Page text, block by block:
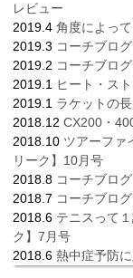
レビュー
2019.4 角度によっ
2019.3 コーチブロ
2019.2 コーチブロ
2019.1 ヒート・ス
2019.1 ラケットの
2018.12 CX200・
2018.10 ツアーファ
リーク】10月号
2018.8 コーチブロ
2018.7 コーチブロ
2018.6 テニスって
ク】7月号
2018.6 熱中症予防